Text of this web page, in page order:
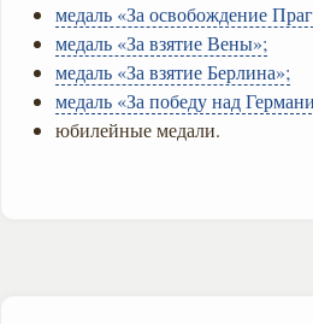
медаль «За освобождение
медаль «За взятие Вены»;
медаль «За взятие Берлина»;
медаль «За победу над
юбилейные медали.